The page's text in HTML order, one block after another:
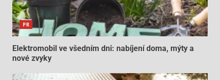
PR
Elektromobil ve všedním dni: nabíjení doma, mýty a
nové zvyky